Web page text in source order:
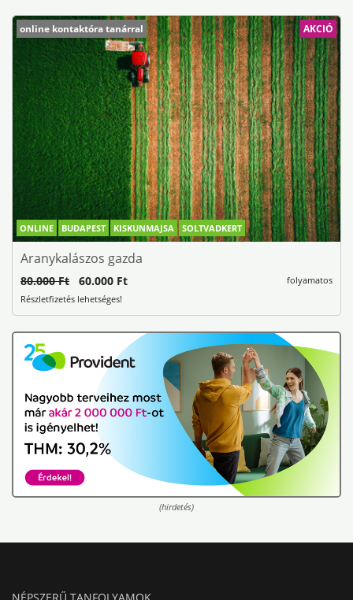
ONLINE BUDAPEST KISKUNMAJSA SOLTVADKERT
online kontaktóra tanárral AKCIÓ
Aranykalászos gazda
folyamatos
80.000 Ft 60.000 Ft
Részletfizetés lehetséges!
(hirdetés)